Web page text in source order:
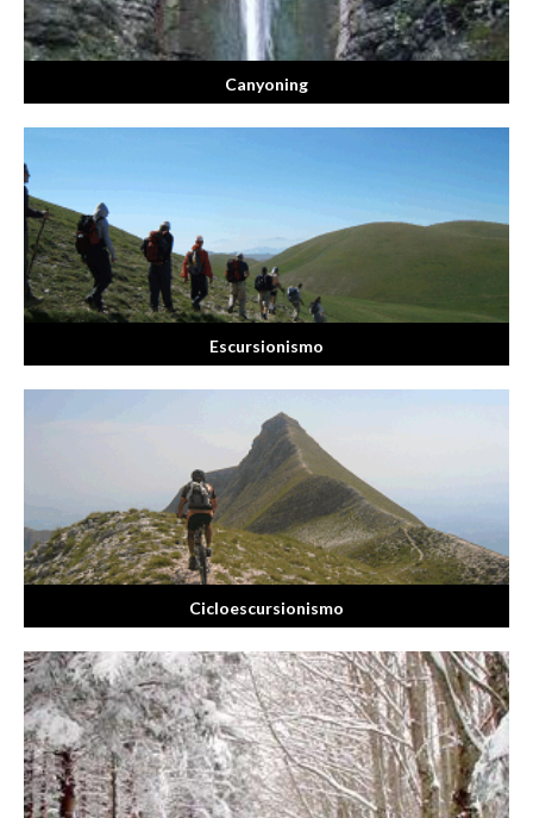
Canyoning
Escursionismo
Cicloescursionismo